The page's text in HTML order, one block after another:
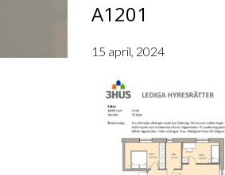
A1201
15 april, 2024